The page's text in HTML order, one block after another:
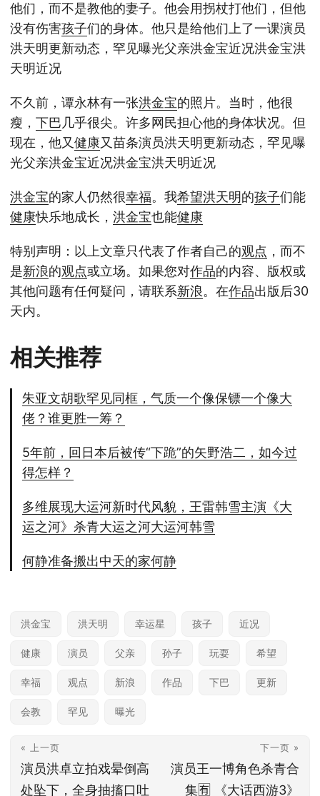
他们，而不是教他的妻子。他会用拐杖打他们，但他
没有伤害孩子们的身体。他只是给他们上了一课演员
洪天明更新动态，罕见曝光父亲洪金宝近况洪金宝洪
天明近况
不久前，谭永林有一张洪金宝的照片。当时，他很
瘦， 下巴几乎很尖。许多网民担心他的身体状况。但
现在，他又健康又苗条演员洪天明更新动态，罕见曝
光父亲洪金宝近况洪金宝洪天明近况
洪金宝的家人仍然很幸福。我希望洪天明的孩子们能
健康快乐地成长， 洪金宝也能健康
特别声明：以上文章只代表了作者自己的观点 ，而不
是新浪的观点或立场。如果您对作品的内容、版权或
其他问题有任何疑问，请联系新浪。在作品出版后30
天内。
相关推荐
朱亚文胡歌罕见同框，气质一个像保镖一个像大
佬？谁更胜一筹？
5年前，回日本后被传“下跪”的矢野浩二，如今过
得怎样？
多维展现大运河新时代风貌，王雷韩雪主演《大
运之河》杀青大运之河大运河韩雪
何静准备搬出中天的家何静
洪金宝 洪天明 幸运星 孩子 近况
健康 演员 父亲 孙子 玩耍 希望
幸福 观点 新浪 作品 下巴 更新
会教 罕见 曝光
« 上一页
演员洪卓立拍戏晕倒高
处坠下，全身抽搐口吐
下一页 »
演员王一博角色杀青合
集🈶️ 《大话西游3》